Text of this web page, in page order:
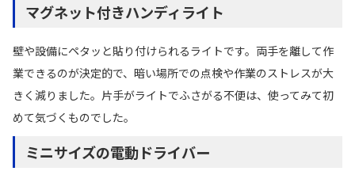
マグネット付きハンディライト
壁や設備にペタッと貼り付けられるライトです。両手を離して作
業できるのが決定的で、暗い場所での点検や作業のストレスが大
きく減りました。片手がライトでふさがる不便は、使ってみて初
めて気づくものでした。
ミニサイズの電動ドライバー